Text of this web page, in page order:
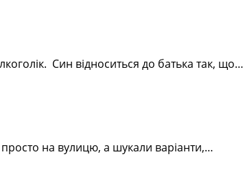
Син відноситься до батька так, що…
на вулицю, а шукали варіанти,…